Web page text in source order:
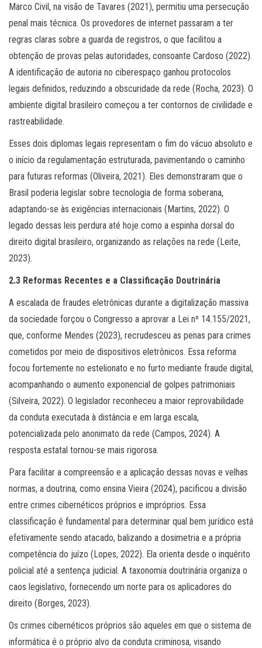
Marco Civil, na visão de Tavares (2021), permitiu uma persecução
penal mais técnica. Os provedores de internet passaram a ter
regras claras sobre a guarda de registros, o que facilitou a
obtenção de provas pelas autoridades, consoante Cardoso (2022).
A identificação de autoria no ciberespaço ganhou protocolos
legais definidos, reduzindo a obscuridade da rede (Rocha, 2023). O
ambiente digital brasileiro começou a ter contornos de civilidade e
rastreabilidade.
Esses dois diplomas legais representam o fim do vácuo absoluto e
o início da regulamentação estruturada, pavimentando o caminho
para futuras reformas (Oliveira, 2021). Eles demonstraram que o
Brasil poderia legislar sobre tecnologia de forma soberana,
adaptando-se às exigências internacionais (Martins, 2022). O
legado dessas leis perdura até hoje como a espinha dorsal do
direito digital brasileiro, organizando as relações na rede (Leite,
2023).
2.3 Reformas Recentes e a Classificação Doutrinária
A escalada de fraudes eletrônicas durante a digitalização massiva
da sociedade forçou o Congresso a aprovar a Lei nº 14.155/2021,
que, conforme Mendes (2023), recrudesceu as penas para crimes
cometidos por meio de dispositivos eletrônicos. Essa reforma
focou fortemente no estelionato e no furto mediante fraude digital,
acompanhando o aumento exponencial de golpes patrimoniais
(Silveira, 2022). O legislador reconheceu a maior reprovabilidade
da conduta executada à distância e em larga escala,
potencializada pelo anonimato da rede (Campos, 2024). A
resposta estatal tornou-se mais rigorosa.
Para facilitar a compreensão e a aplicação dessas novas e velhas
normas, a doutrina, como ensina Vieira (2024), pacificou a divisão
entre crimes cibernéticos próprios e impróprios. Essa
classificação é fundamental para determinar qual bem jurídico está
efetivamente sendo atacado, balizando a dosimetria e a própria
competência do juízo (Lopes, 2022). Ela orienta desde o inquérito
policial até a sentença judicial. A taxonomia doutrinária organiza o
caos legislativo, fornecendo um norte para os aplicadores do
direito (Borges, 2023).
Os crimes cibernéticos próprios são aqueles em que o sistema de
informática é o próprio alvo da conduta criminosa, visando